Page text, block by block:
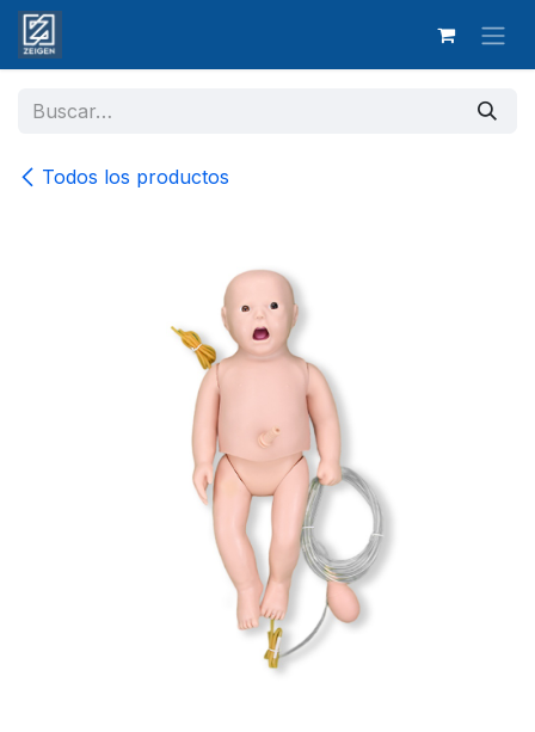
Ir al contenido
Todos los productos